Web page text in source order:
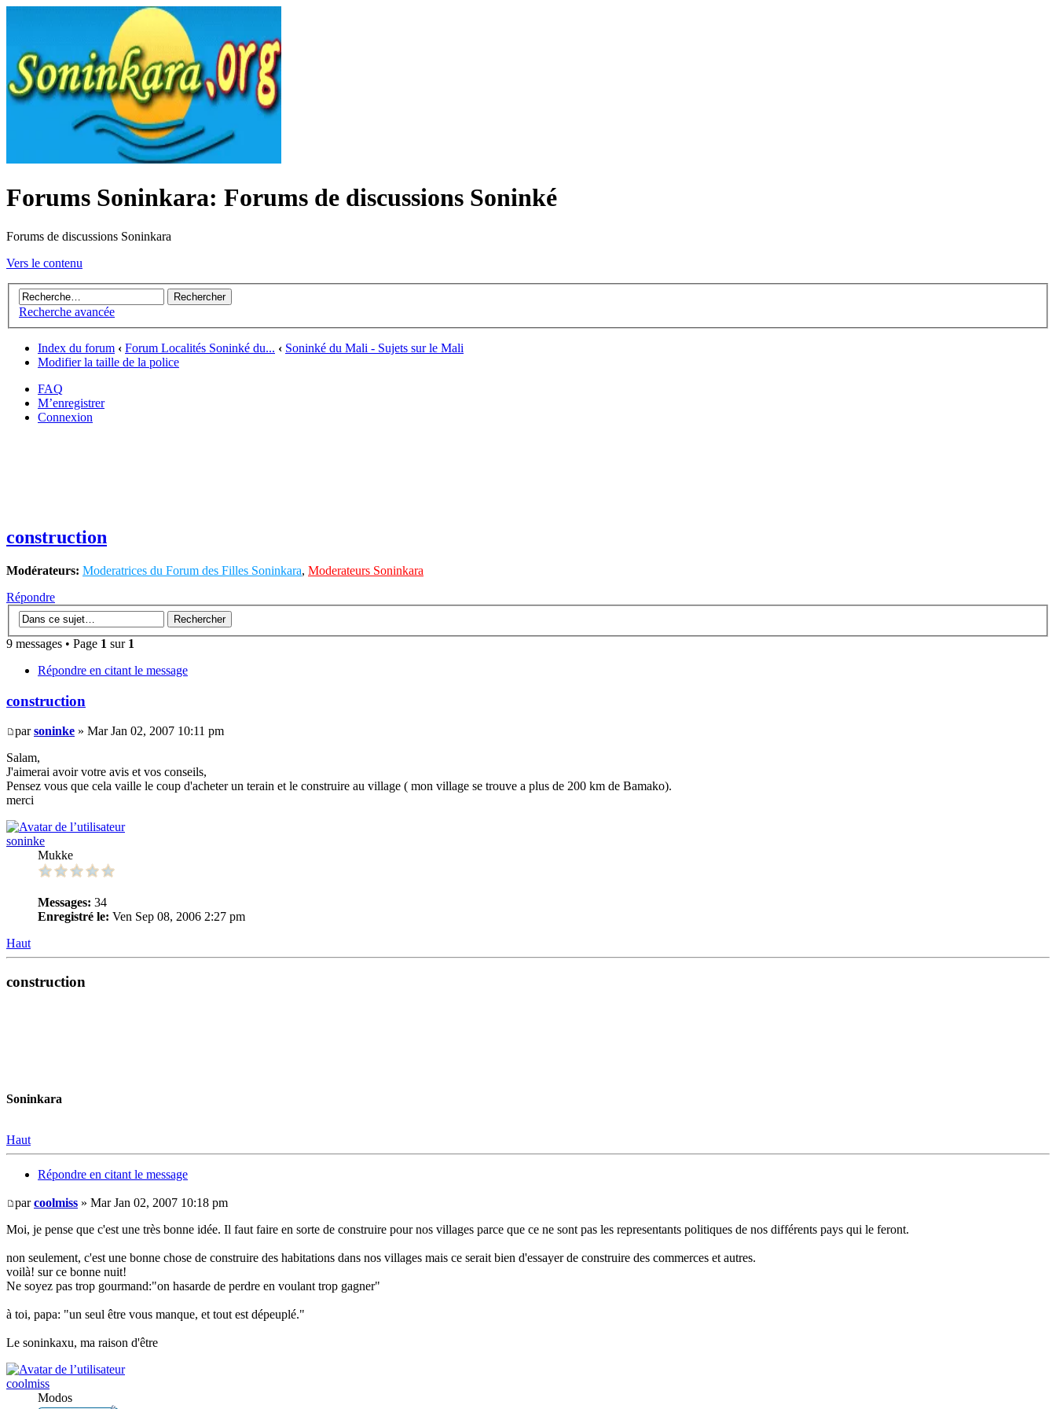
Forums Soninkara: Forums de discussions Soninké
Forums de discussions Soninkara
Vers le contenu
Recherche avancée
Index du forum ‹ Forum Localités Soninké du... ‹ Soninké du Mali - Sujets sur le Mali
Modifier la taille de la police
FAQ
M’enregistrer
Connexion
construction
Modérateurs: Moderatrices du Forum des Filles Soninkara, Moderateurs Soninkara
Répondre
9 messages • Page 1 sur 1
Répondre en citant le message
construction
parsoninke » Mar Jan 02, 2007 10:11 pm
Salam,
J'aimerai avoir votre avis et vos conseils,
Pensez vous que cela vaille le coup d'acheter un terain et le construire au village ( mon village se trouve a plus de 200 km de Bamako).
merci
soninke
Mukke
Messages: 34
Enregistré le: Ven Sep 08, 2006 2:27 pm
Haut
construction
Soninkara
Haut
Répondre en citant le message
parcoolmiss » Mar Jan 02, 2007 10:18 pm
Moi, je pense que c'est une très bonne idée. Il faut faire en sorte de construire pour nos villages parce que ce ne sont pas les representants politiques de nos différents pays qui le feront.
non seulement, c'est une bonne chose de construire des habitations dans nos villages mais ce serait bien d'essayer de construire des commerces et autres.
voilà! sur ce bonne nuit!
Ne soyez pas trop gourmand:"on hasarde de perdre en voulant trop gagner"
à toi, papa: "un seul être vous manque, et tout est dépeuplé."
Le soninkaxu, ma raison d'être
coolmiss
Modos